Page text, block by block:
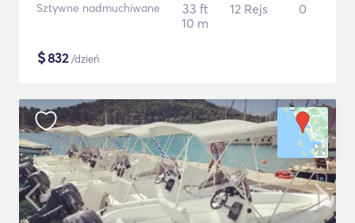
Sztywne nadmuchiwane
33 ft
10 m
12 Rejs 0
$832/dzień